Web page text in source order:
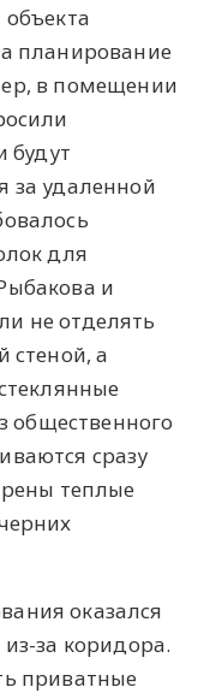
планирование
в помещении
будут
за удаленной
для
и
не отделять
стеной, а
общественного
сразу
теплые
оказался
за коридора.
приватные